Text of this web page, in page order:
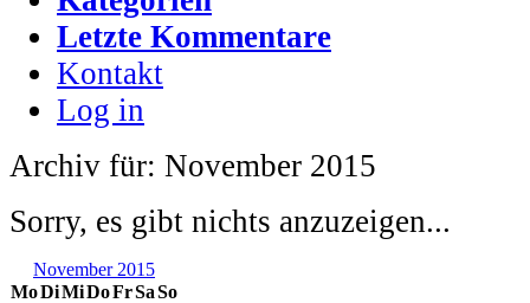
Letzte Kommentare
Kontakt
Log in
Archiv für: November 2015
Sorry, es gibt nichts anzuzeigen...
November 2015
MoDiMiDoFrSaSo